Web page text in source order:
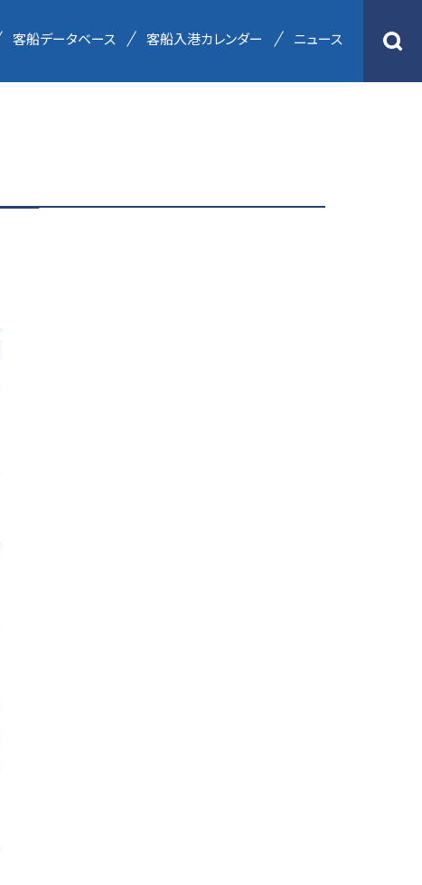
客船データベース 客船入港カレンダー ニュース